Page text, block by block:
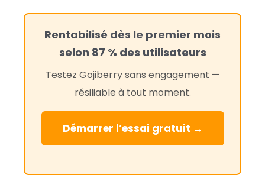
Rentabilisé dès le premier mois
selon 87 % des utilisateurs
Testez Gojiberry sans engagement —
résiliable à tout moment.
Démarrer l’essai gratuit →